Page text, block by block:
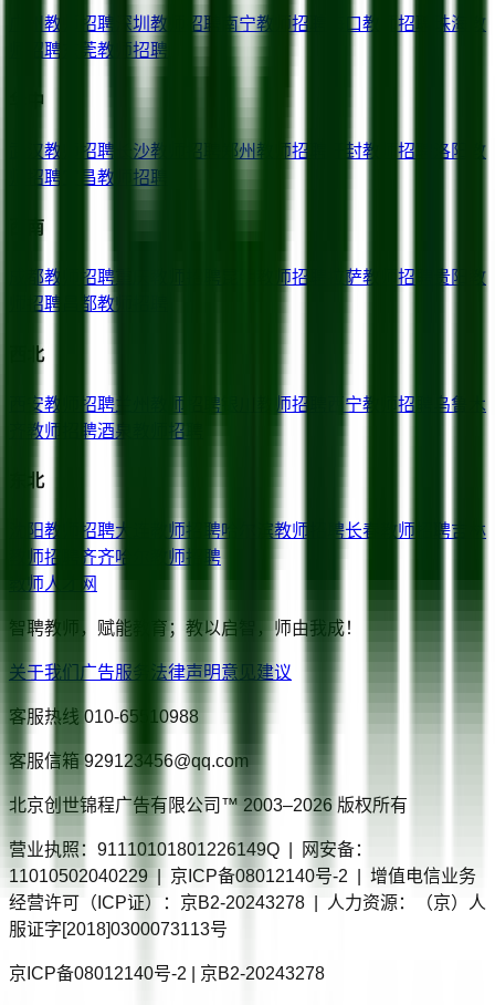
教师招聘 深圳 教师招聘 南宁教师招聘 海口教师招聘 珠海
教
师招聘
东莞教师招聘
华中
武汉教师招聘 长沙教师招聘 郑州教师招聘 开封教师招聘 洛阳
教
师招聘
宜昌教师招聘
西南
成都教师招聘 教师招聘 拉萨教师招聘 贵阳
教
师招聘
昌都教师招聘
西北
西安教师招聘兰州 教师招聘 教师招聘 西宁教师招聘
乌鲁木
教师招聘酒泉 教师招聘
东北
沈阳教师招聘大连 教师招聘哈尔滨教师招聘长春 教师招聘吉林
教师招聘
齐齐哈尔
教师招聘
教师人才网
智聘教师，赋能教育；教以启智，师由我成！
关于我们 广告服务 法律声明意见建议
客服热线 010-65510988
客服信箱929123456@qq.com
北京创世锦程广告有限公司™ 2003–2026 版权所有
营业执照：91110101801226149Q | 网安备：
11010502040229 | 京ICP备08012140号-2 | 增值电信业务
经营许可（ICP证）：京B2-20243278 | 人力资源：（京）人
服证字[2018]0300073113号
京ICP备08012140号-2 | 京B2-20243278